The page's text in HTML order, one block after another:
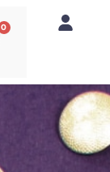
0